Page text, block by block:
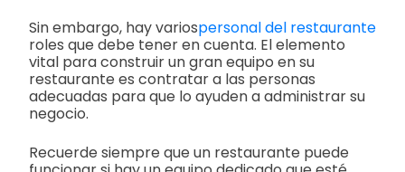
Sin embargo, hay variospersonal del restaurante
roles que debe tener en cuenta. El elemento
vital para construir un gran equipo en su
restaurante es contratar a las personas
adecuadas para que lo ayuden a administrar su
negocio.
Recuerde siempre que un restaurante puede